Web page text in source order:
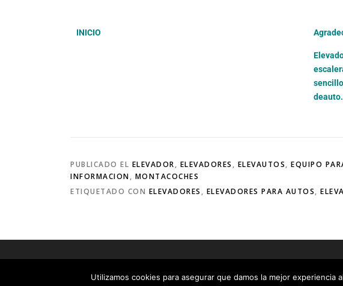
INICIO
PUBLICADO EL ELEVADOR, ELEVADORES , ELEVAUTOS, EQUIPO
INFORMACION, MONTACOCHES
ETIQUETADO CON ELEVADORES , ELEVADORES PARA AUTOS,
Utilizamos cookies para asegurar que damos la mejor